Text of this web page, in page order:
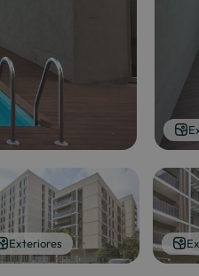
Exteriores